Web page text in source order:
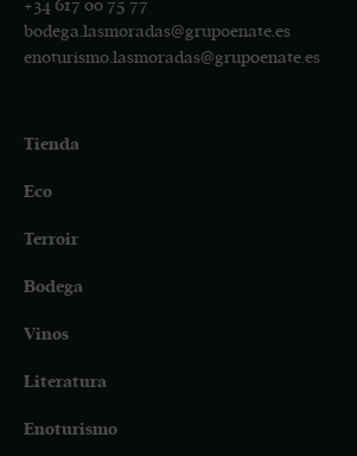
+34 617 00 75 77
bodega.lasmoradas@grupoenate.es
enoturismo.lasmoradas@grupoenate.es
Tienda
Eco
Terroir
Bodega
Vinos
Literatura
Enoturismo